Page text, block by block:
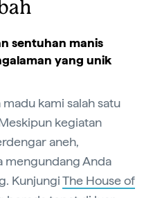
sentuhan manis
yang unik
kami salah satu
kegiatan
aneh,
mengundang Anda
KunjungiThe House of